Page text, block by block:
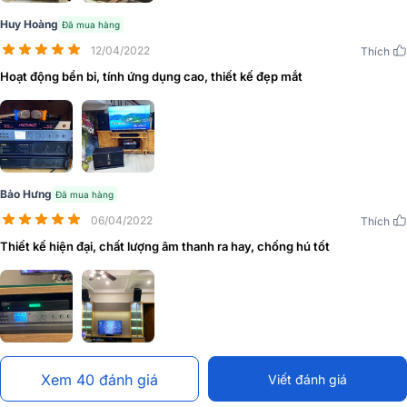
có kích thước và công suất khác nhau cho âm thanh được chân
thực và sắc nét nhất.
Kết hợp cùng hệ thống Equalizer kỹ thuật số, vang số AAP K9800
hoạt động hiệu quả trong dải tần số 20Hz - 20kHz mang lại khả
năng điều chỉnh linh hoạt và tiếng nhạc mượt mà hơn.
Chống hú hoàn hảo
Huy Hoàng Đã mua hàng
12/04/2022 Thích
Hoạt động bền bỉ, tính ứng dụng cao, thiết kế đẹp mắt
Bảo Hưng Đã mua hàng
06/04/2022 Thích
Thiết kế hiện đại, chất lượng âm thanh ra hay, chống hú tốt
Xem 40 đánh giá Viết đánh giá